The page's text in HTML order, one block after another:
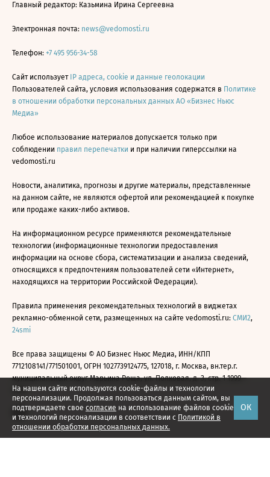
На нашем сайте используются cookie-файлы и технологии
персонализации. Продолжая пользоваться данным сайтом, вы
подтверждаете свое согласие на использование файлов cookie
и технологий персонализации в соответствии с Политикой в
отношении обработки персональных данных.
ОК
Главный редактор: Казьмина Ирина Сергеевна
Электронная почта: news@vedomosti.ru
Телефон: +7 495 956-34-58
Сайт использует IP адреса, cookie и данные геолокации
Пользователей сайта, условия использования содержатся в Политике
в отношении обработки персональных данных АО «Бизнес Ньюс
Медиа»
Любое использование материалов допускается только при
соблюдении правил перепечатки и при наличии гиперссылки на
vedomosti.ru
Новости, аналитика, прогнозы и другие материалы, представленные
на данном сайте, не являются офертой или рекомендацией к покупке
или продаже каких-либо активов.
На информационном ресурсе применяются рекомендательные
технологии (информационные технологии предоставления
информации на основе сбора, систематизации и анализа сведений,
относящихся к предпочтениям пользователей сети «Интернет»,
находящихся на территории Российской Федерации).
Правила применения рекомендательных технологий в виджетах
рекламно-обменной сети, размещенных на сайте vedomosti.ru: СМИ2,
24smi
Все права защищены © АО Бизнес Ньюс Медиа, ИНН/КПП
7712108141/771501001, ОГРН 1027739124775, 127018, г. Москва, вн.тер.г.
муниципальный округ Марьина Роща, ул. Полковая, д. 3, стр. 1 1999—
2026